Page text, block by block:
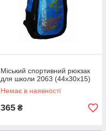
Міський спортивний рюкзак
для школи 2063 (44х30х15)
Немає в наявності
365 ₴